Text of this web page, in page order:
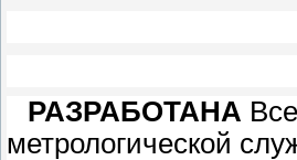
РАЗРАБОТАНА
метрологической